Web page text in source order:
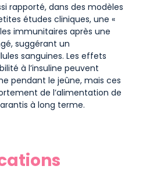
rapporté, dans des modèles
études cliniques, une «
immunitaires après une
suggérant un
sanguines. Les effets
à l’insuline peuvent
pendant le jeûne, mais ces
de l’alimentation de
à long terme.